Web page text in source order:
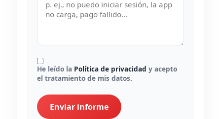
He leído la Política de privacidad y acepto
el tratamiento de mis datos.
Enviar informe